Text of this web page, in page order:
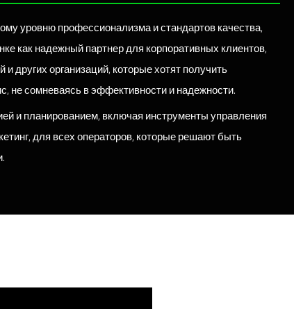
уровню профессионализма и стандартов качества,
как надежный партнер для корпоративных клиентов,
и других организаций, которые хотят получить
не сомневаясь в эффективности и надежности.
и планированием, включая инструменты управления
для всех операторов, которые решают быть